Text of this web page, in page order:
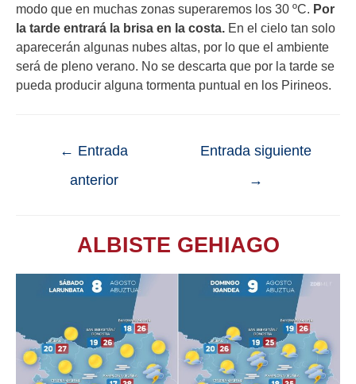
modo que en muchas zonas superaremos los 30 ºC. Por
la tarde entrará la brisa en la costa. En el cielo tan solo
aparecerán algunas nubes altas, por lo que el ambiente
será de pleno verano. No se descarta que por la tarde se
pueda producir alguna tormenta puntual en los Pirineos.
← Entrada
anterior
Entrada siguiente
→
ALBISTE GEHIAGO